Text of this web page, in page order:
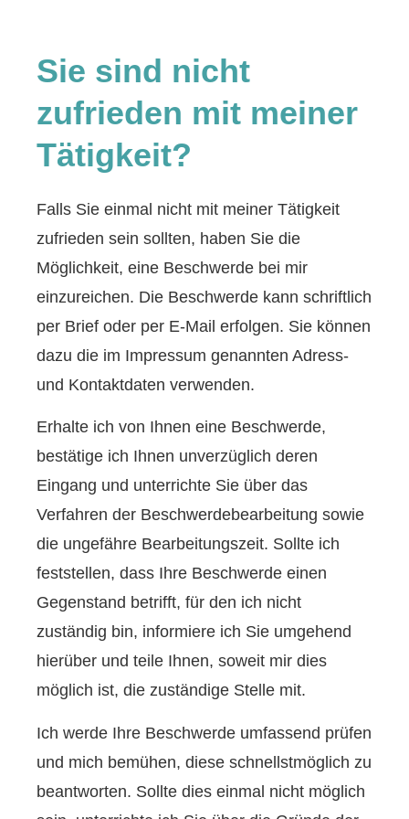
Sie sind nicht
zufrieden mit meiner
Tätigkeit?
Falls Sie einmal nicht mit meiner Tätigkeit
zufrieden sein sollten, haben Sie die
Möglichkeit, eine Beschwerde bei mir
einzureichen. Die Beschwerde kann schriftlich
per Brief oder per E-Mail erfolgen. Sie können
dazu die im Impressum genannten Adress-
und Kontaktdaten verwenden.
Erhalte ich von Ihnen eine Beschwerde,
bestätige ich Ihnen unverzüglich deren
Eingang und unterrichte Sie über das
Verfahren der Beschwerdebearbeitung sowie
die ungefähre Bearbeitungszeit. Sollte ich
feststellen, dass Ihre Beschwerde einen
Gegenstand betrifft, für den ich nicht
zuständig bin, informiere ich Sie umgehend
hierüber und teile Ihnen, soweit mir dies
möglich ist, die zuständige Stelle mit.
Ich werde Ihre Beschwerde umfassend prüfen
und mich bemühen, diese schnellstmöglich zu
beantworten. Sollte dies einmal nicht möglich